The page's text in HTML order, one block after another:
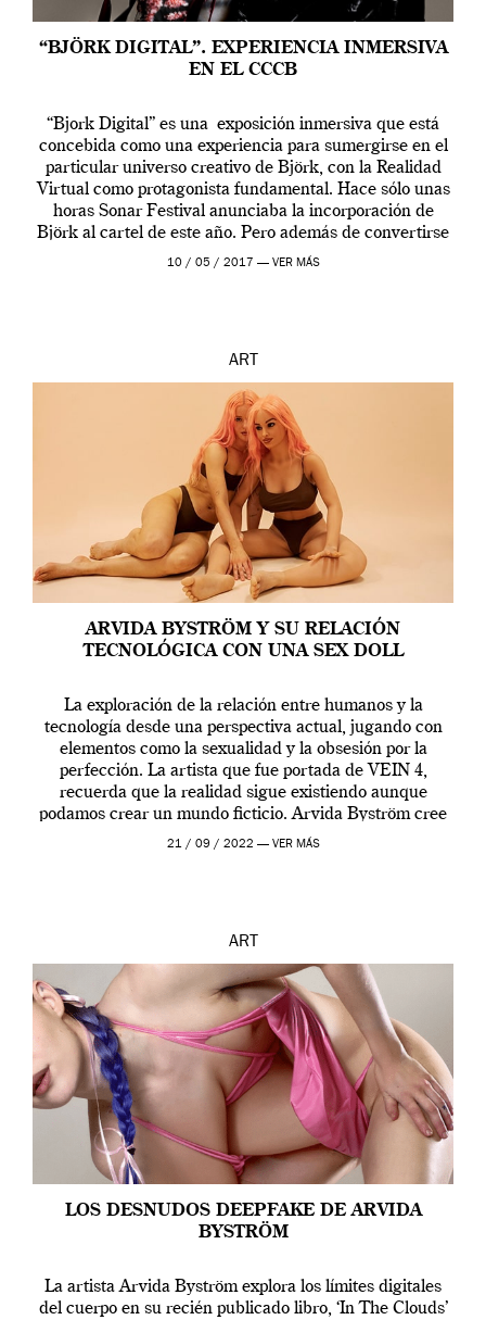
“BJÖRK DIGITAL”. EXPERIENCIA INMERSIVA
EN EL CCCB
“Bjork Digital” es una exposición inmersiva que está
concebida como una experiencia para sumergirse en el
particular universo creativo de Björk, con la Realidad
Virtual como protagonista fundamental. Hace sólo unas
horas Sonar Festival anunciaba la incorporación de
Björk al cartel de este año. Pero además de convertirse
en una de las actuaciones más relevantes […]
10 / 05 / 2017 — VER MÁS
ART
ARVIDA BYSTRÖM Y SU RELACIÓN
TECNOLÓGICA CON UNA SEX DOLL
La exploración de la relación entre humanos y la
tecnología desde una perspectiva actual, jugando con
elementos como la sexualidad y la obsesión por la
perfección. La artista que fue portada de VEIN 4,
recuerda que la realidad sigue existiendo aunque
podamos crear un mundo ficticio. Arvida Byström cree
que los humanos tienen un complejo […]
21 / 09 / 2022 — VER MÁS
ART
LOS DESNUDOS DEEPFAKE DE ARVIDA
BYSTRÖM
La artista Arvida Byström explora los límites digitales
del cuerpo en su recién publicado libro, ‘In The Clouds’